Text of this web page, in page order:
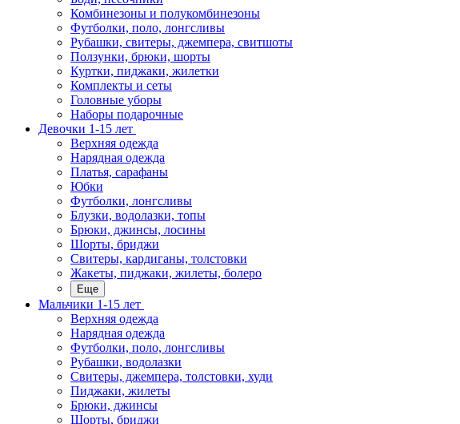
Комбинезоны и полукомбинезоны
Футболки, поло, лонгсливы
Рубашки, свитеры, джемпера, свитшоты
Ползунки, брюки, шорты
Куртки, пиджаки, жилетки
Комплекты и сеты
Головные уборы
Наборы подарочные
Девочки 1-15 лет
Верхняя одежда
Нарядная одежда
Платья, сарафаны
Юбки
Футболки, лонгсливы
Блузки, водолазки, топы
Брюки, джинсы, лосины
Шорты, бриджи
Свитеры, кардиганы, толстовки
Жакеты, пиджаки, жилеты, болеро
Еще
Мальчики 1-15 лет
Верхняя одежда
Нарядная одежда
Футболки, поло, лонгсливы
Рубашки, водолазки
Свитеры, джемпера, толстовки, худи
Пиджаки, жилеты
Брюки, джинсы
Шорты, бриджи